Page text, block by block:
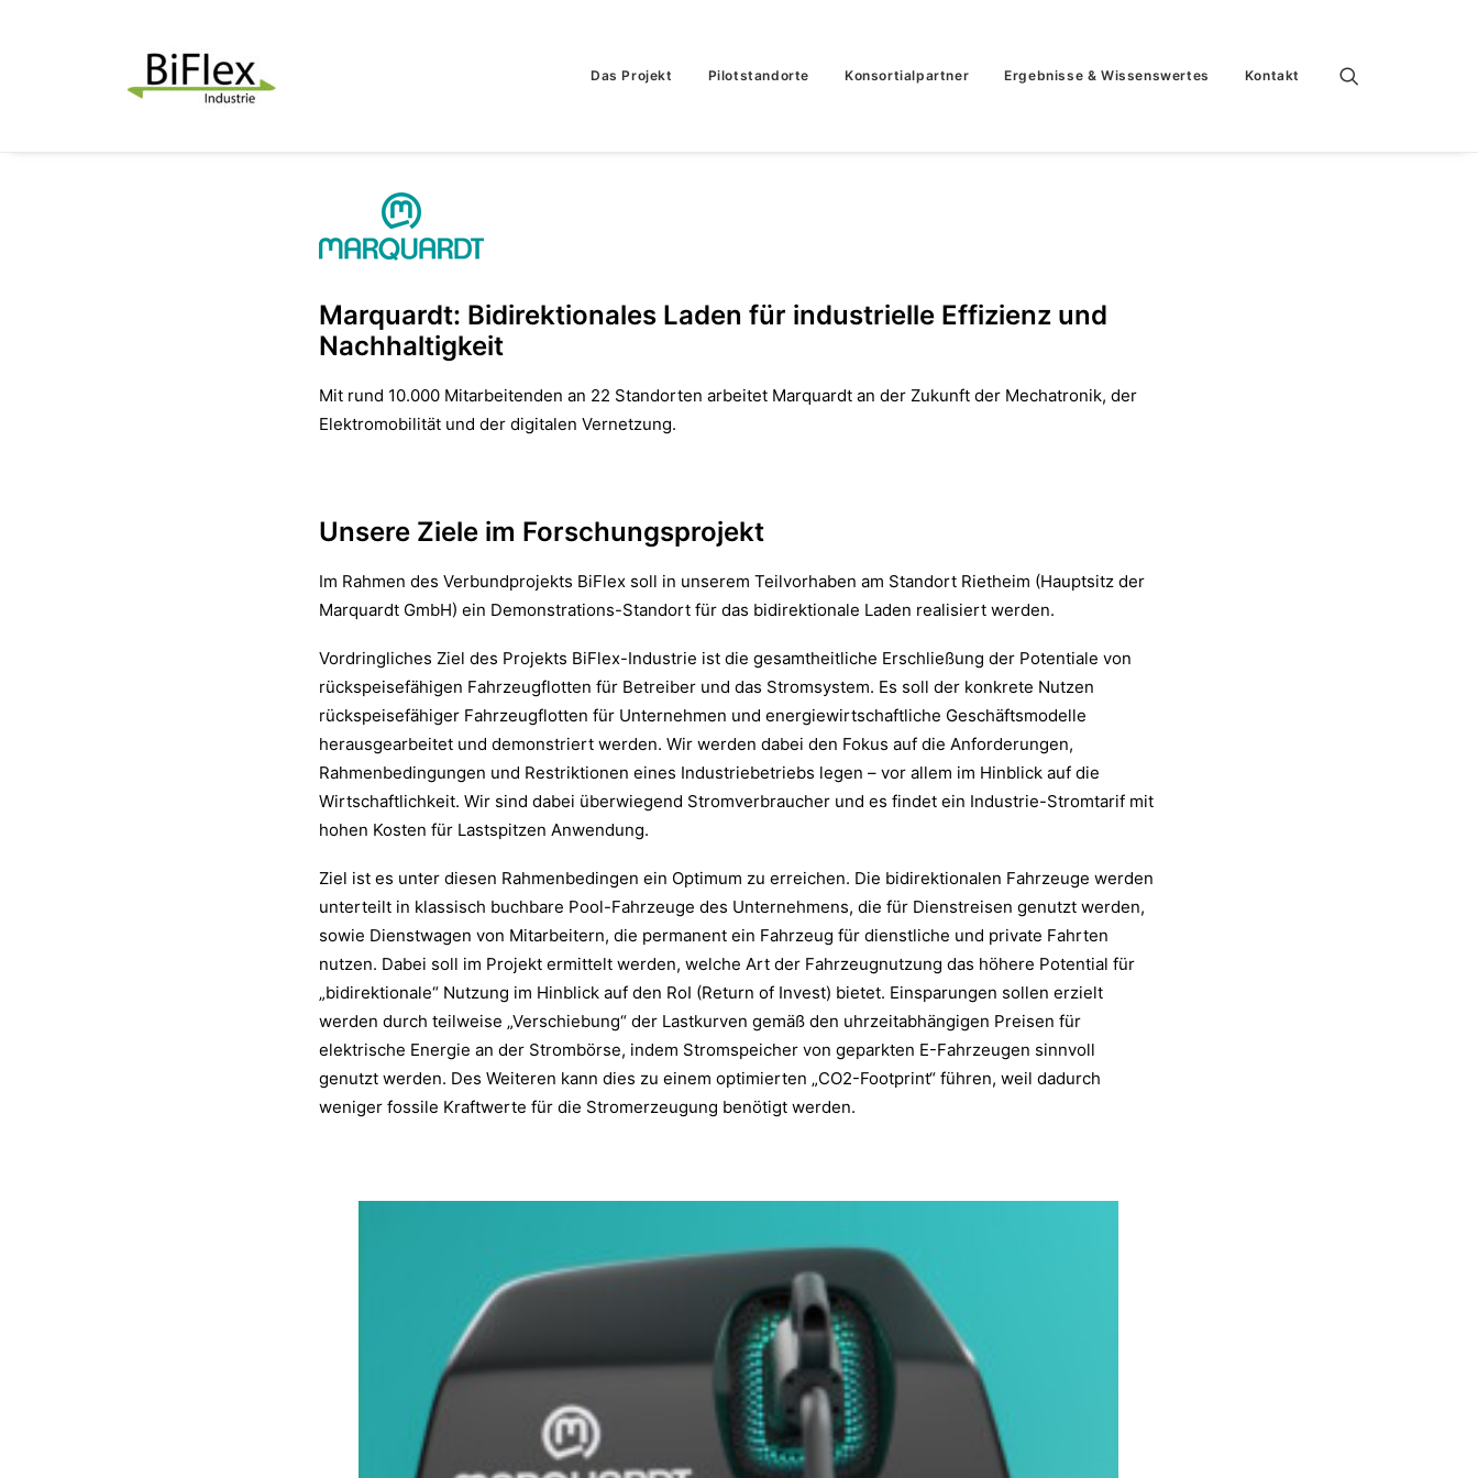
Das Projekt Pilotstandorte Konsortialpartner Ergebnisse & Wissenswertes Kontakt
Marquardt: Bidirektionales Laden für industrielle Effizienz und
Nachhaltigkeit
Mit rund 10.000 Mitarbeitenden an 22 Standorten arbeitet Marquardt an der Zukunft der Mechatronik, der
Elektromobilität und der digitalen Vernetzung.
Unsere Ziele im Forschungsprojekt
Im Rahmen des Verbundprojekts BiFlex soll in unserem Teilvorhaben am Standort Rietheim (Hauptsitz der
Marquardt GmbH) ein Demonstrations-Standort für das bidirektionale Laden realisiert werden.
Vordringliches Ziel des Projekts BiFlex-Industrie ist die gesamtheitliche Erschließung der Potentiale von
rückspeisefähigen Fahrzeugflotten für Betreiber und das Stromsystem. Es soll der konkrete Nutzen
rückspeisefähiger Fahrzeugflotten für Unternehmen und energiewirtschaftliche Geschäftsmodelle
herausgearbeitet und demonstriert werden.Wir werden dabei den Fokus auf die Anforderungen,
Rahmenbedingungen und Restriktionen eines Industriebetriebs legen – vor allem im Hinblick auf die
Wirtschaftlichkeit. Wir sind dabei überwiegend Stromverbraucher und es findet ein Industrie-Stromtarif mit
hohen Kosten für Lastspitzen Anwendung.
Ziel ist es unter diesen Rahmenbedingen ein Optimum zu erreichen. Die bidirektionalen Fahrzeuge werden
unterteilt in klassisch buchbare Pool-Fahrzeuge des Unternehmens, die für Dienstreisen genutzt werden,
sowie Dienstwagen von Mitarbeitern, die permanent ein Fahrzeug für dienstliche und private Fahrten
nutzen. Dabei soll im Projekt ermittelt werden, welche Art der Fahrzeugnutzung das höhere Potential für
„bidirektionale“ Nutzung im Hinblick auf den RoI (Return of Invest) bietet. Einsparungen sollen erzielt
werden durch teilweise „Verschiebung“ der Lastkurven gemäß den uhrzeitabhängigen Preisen für
elektrische Energie an der Strombörse, indem Stromspeicher von geparkten E-Fahrzeugen sinnvoll
genutzt werden. Des Weiteren kann dies zu einem optimierten „CO2-Footprint“ führen, weil dadurch
weniger fossile Kraftwerte für die Stromerzeugung benötigt werden.